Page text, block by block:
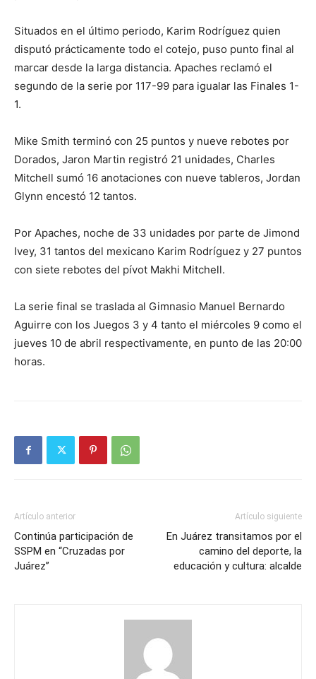
Situados en el último periodo, Karim Rodríguez quien
disputó prácticamente todo el cotejo, puso punto final al
marcar desde la larga distancia. Apaches reclamó el
segundo de la serie por 117-99 para igualar las Finales 1-
1.
Mike Smith terminó con 25 puntos y nueve rebotes por
Dorados, Jaron Martin registró 21 unidades, Charles
Mitchell sumó 16 anotaciones con nueve tableros, Jordan
Glynn encestó 12 tantos.
Por Apaches, noche de 33 unidades por parte de Jimond
Ivey, 31 tantos del mexicano Karim Rodríguez y 27 puntos
con siete rebotes del pívot Makhi Mitchell.
La serie final se traslada al Gimnasio Manuel Bernardo
Aguirre con los Juegos 3 y 4 tanto el miércoles 9 como el
jueves 10 de abril respectivamente, en punto de las 20:00
horas.
Artículo anterior
Continúa participación de
SSPM en “Cruzadas por
Juárez”
Artículo siguiente
En Juárez transitamos por el
camino del deporte, la
educación y cultura: alcalde